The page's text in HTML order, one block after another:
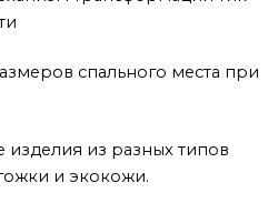
спального места при
из разных типов
и экокожи.